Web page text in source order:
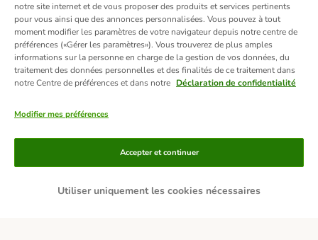
Moyens de paiement
notre site internet et de vous proposer des produits et services pertinents
pour vous ainsi que des annonces personnalisées. Vous pouvez à tout
moment modifier les paramètres de votre navigateur depuis notre centre de
préférences («Gérer les paramètres»). Vous trouverez de plus amples
informations sur la personne en charge de la gestion de vos données, du
traitement des données personnelles et des finalités de ce traitement dans
notre Centre de préférences et dans notre Déclaration de confidentialité
Modifier mes préférences
Utiliser uniquement les cookies nécessaires
Accepter et continuer